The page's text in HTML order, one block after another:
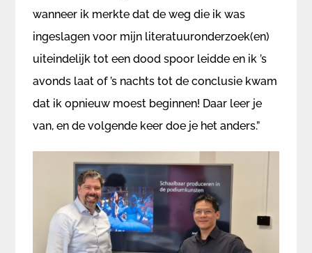
wanneer ik merkte dat de weg die ik was
ingeslagen voor mijn literatuuronderzoek(en)
uiteindelijk tot een dood spoor leidde en ik ’s
avonds laat of ’s nachts tot de conclusie kwam
dat ik opnieuw moest beginnen! Daar leer je
van, en de volgende keer doe je het anders.”